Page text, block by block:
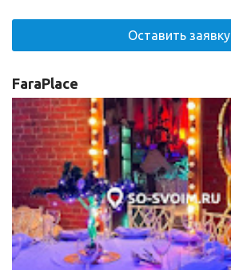
Оставить заявку
FaraPlace